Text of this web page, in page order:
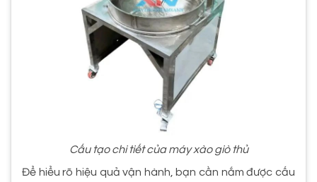
Cấu tạo chi tiết của máy xào giò thủ
Để hiểu rõ hiệu quả vận hành, bạn cần nắm được cấu